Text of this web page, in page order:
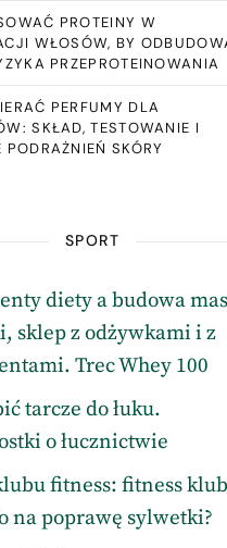
PROTEINY W
WŁOSÓW, BY
PRZEPROTEINOWANIA
PERFUMY DLA
SKŁAD, TESTOWANIE I
PODRAŻNIEŃ SKÓRY
SPORT
diety a budowa
sklep z odżywkami i z
Trec Whey 100
tarcze do łuku.
o łucznictwie
fitness: fitness klub
na poprawę sylwetki?